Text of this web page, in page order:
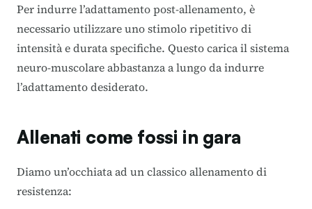
Per indurre l’adattamento post-allenamento, è
necessario utilizzare uno stimolo ripetitivo di
intensità e durata specifiche. Questo carica il sistema
neuro-muscolare abbastanza a lungo da indurre
l’adattamento desiderato.
Allenati come fossi in gara
Diamo un’occhiata ad un classico allenamento di
resistenza: